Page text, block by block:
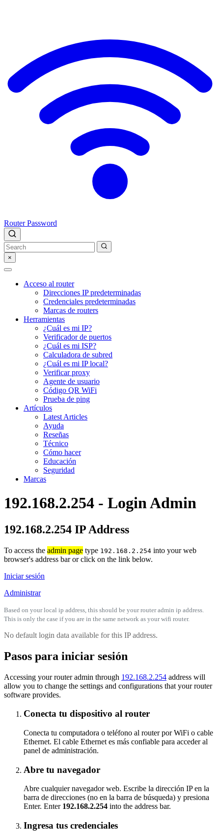
Router Password
×
Acceso al router
Direcciones IP predeterminadas
Credenciales predeterminadas
Marcas de routers
Herramientas
¿Cuál es mi IP?
Verificador de puertos
¿Cuál es mi ISP?
Calculadora de subred
¿Cuál es mi IP local?
Verificar proxy
Agente de usuario
Código QR WiFi
Prueba de ping
Artículos
Latest Articles
Ayuda
Reseñas
Técnico
Cómo hacer
Educación
Seguridad
Marcas
192.168.2.254 - Login Admin
192.168.2.254 IP Address
To access the admin page type 192.168.2.254 into your web
browser's address bar or click on the link below.
Iniciar sesión
Administrar
Based on your local ip address, this should be your router admin ip address.
This is only the case if you are in the same network as your wifi router.
No default login data available for this IP address.
Pasos para iniciar sesión
Accessing your router admin through 192.168.2.254 address will
allow you to change the settings and configurations that your router
software provides.
Conecta tu dispositivo al router
Conecta tu computadora o teléfono al router por WiFi o cable
Ethernet. El cable Ethernet es más confiable para acceder al
panel de administración.
Abre tu navegador
Abre cualquier navegador web. Escribe la dirección IP en la
barra de direcciones (no en la barra de búsqueda) y presiona
Enter. Enter 192.168.2.254 into the address bar.
Ingresa tus credenciales